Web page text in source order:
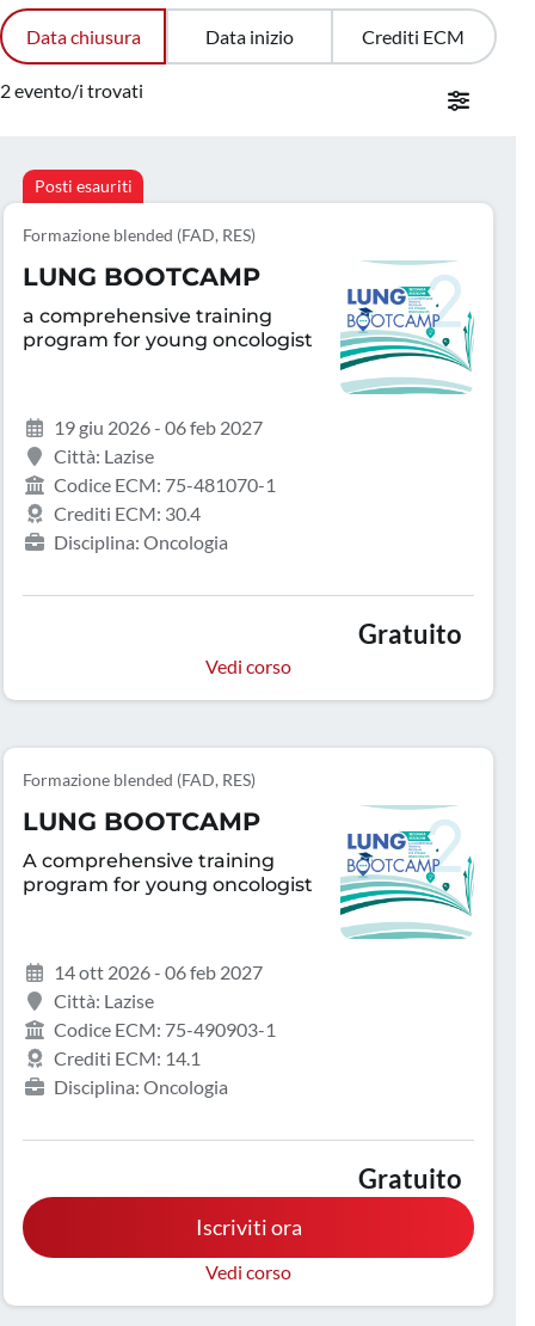
Data chiusura Data inizio Crediti ECM
2 evento/i trovati
Posti esauriti
Formazione blended (FAD, RES)
LUNG BOOTCAMP
a comprehensive training
program for young oncologist
19 giu 2026 - 06 feb 2027
Città: Lazise
Codice ECM: 75-481070-1
Crediti ECM: 30.4
Disciplina: Oncologia
Gratuito
Vedi corso
Formazione blended (FAD, RES)
LUNG BOOTCAMP
A comprehensive training
program for young oncologist
14 ott 2026 - 06 feb 2027
Città: Lazise
Codice ECM: 75-490903-1
Crediti ECM: 14.1
Disciplina: Oncologia
Gratuito
Iscriviti ora
Vedi corso